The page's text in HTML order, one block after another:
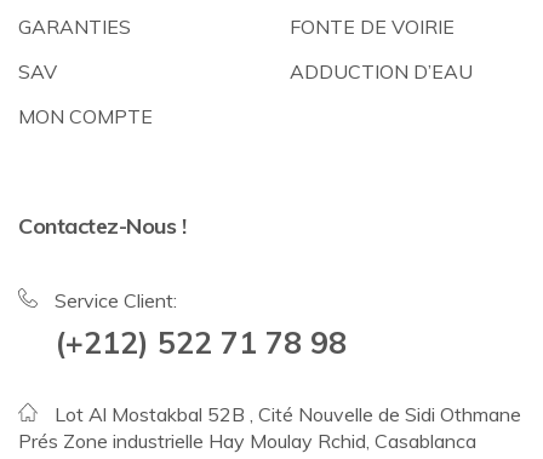
GARANTIES
SAV
MON COMPTE
FONTE DE VOIRIE
ADDUCTION D’EAU
Contactez-Nous !
Service Client:
(+212) 522 71 78 98
Lot Al Mostakbal 52B , Cité Nouvelle de Sidi Othmane
Prés Zone industrielle Hay Moulay Rchid, Casablanca